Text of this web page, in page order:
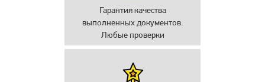
Гарантия качества
выполненных документов.
Любые проверки